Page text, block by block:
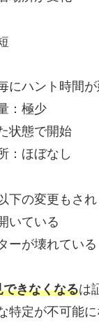
にハント時間
：極少
状態で開始
：ほぼなし
下の変更もされ
いている
ーが壊れている
きなくなるは
特定が不可能